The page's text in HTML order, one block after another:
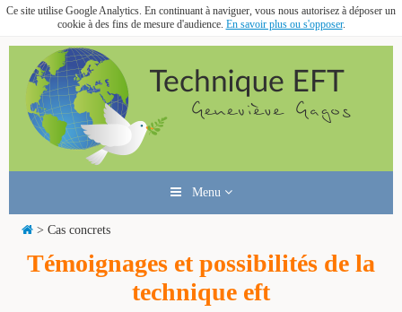
Ce site utilise Google Analytics. En continuant à naviguer, vous nous autorisez à déposer un
cookie à des fins de mesure d'audience. En savoir plus ou s'opposer.
Menu
> Cas concrets
Témoignages et possibilités de la
technique eft